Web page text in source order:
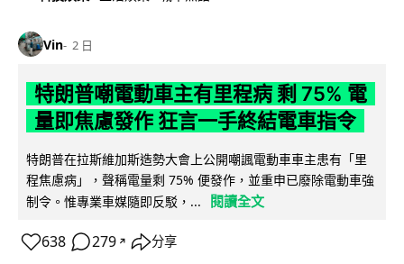
Vin 2 日
特朗普嘲電動車主有里程病 剩 75% 電
量即焦慮發作 狂言一手終結電車指令
特朗普在拉斯維加斯造勢大會上公開嘲諷電動車車主患有「里
程焦慮病」，聲稱電量剩 75% 便發作，並重申已廢除電動車強
制令。惟專業車媒隨即反駁，...
閱讀全文
638 279 ↗ 分享